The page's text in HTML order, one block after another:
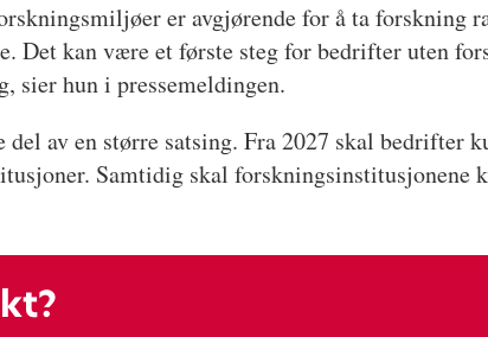
er avgjørende for å ta forskning
kan være et første steg for bedrifter uten
sier hun i pressemeldingen.
av en større satsing. Fra 2027 skal bedrifter
Samtidig skal forskningsinstitusjonene